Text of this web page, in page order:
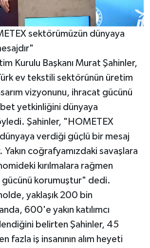
sektörümüzün dünyaya
Kurulu Başkanı Murat Şahinler,
ev tekstili sektörünün üretim
vizyonunu, ihracat gücünü
yetkinliğini dünyaya
Şahinler, "HOMETEX
verdiği güçlü bir mesaj
Yakın coğrafyamızdaki savaşlara
kırılmalara rağmen
gücünü korumuştur" dedi.
holde, yaklaşık 200 bin
600'e yakın katılımcı
belirten Şahinler, 45
fazla iş insanının alım heyeti